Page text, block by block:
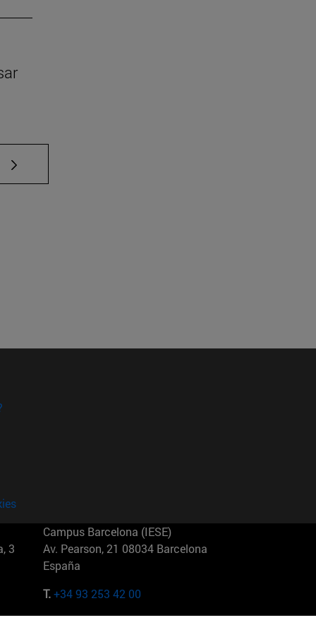
TAB para desplazarse.
3
Campus Barcelona (IESE)
Av. Pearson, 21 08034 Barcelona
España
T.+34 93 253 42 00